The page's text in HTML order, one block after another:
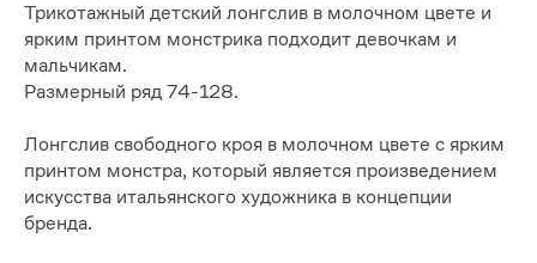
Трикотажный детский лонгслив в молочном цвете и
ярким принтом монстрика подходит девочкам и
мальчикам.
Размерный ряд 74-128.
Лонгслив свободного кроя в молочном цвете с ярким
принтом монстра, который является произведением
искусства итальянского художника в концепции
бренда.